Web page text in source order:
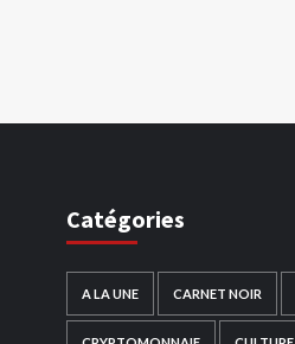
Catégories
A LA UNE CARNET NOIR